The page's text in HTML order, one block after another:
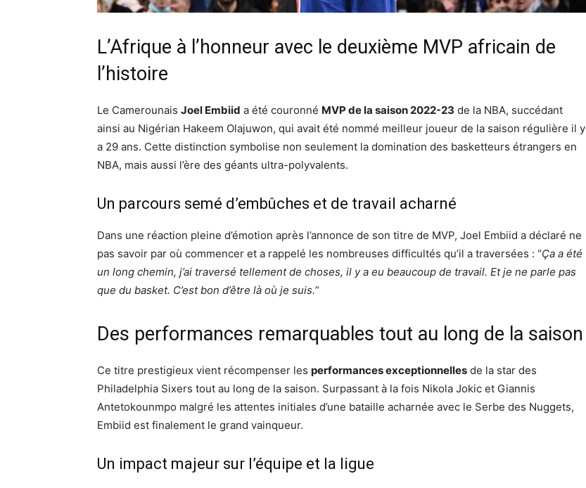
L’Afrique à l’honneur avec le deuxième MVP africain de
l’histoire
Le Camerounais Joel Embiid a été couronné MVP de la saison 2022-23 de la NBA, succédant
ainsi au Nigérian Hakeem Olajuwon, qui avait été nommé meilleur joueur de la saison régulière il y
a 29 ans. Cette distinction symbolise non seulement la domination des basketteurs étrangers en
NBA, mais aussi l’ère des géants ultra-polyvalents.
Un parcours semé d’embûches et de travail acharné
Dans une réaction pleine d’émotion après l’annonce de son titre de MVP, Joel Embiid a déclaré ne
pas savoir par où commencer et a rappelé les nombreuses difficultés qu’il a traversées : “Ça a été
un long chemin, j’ai traversé tellement de choses, il y a eu beaucoup de travail. Et je ne parle pas
que du basket. C’est bon d’être là où je suis.”
Des performances remarquables tout au long de la saison
Ce titre prestigieux vient récompenser les performances exceptionnelles de la star des
Philadelphia Sixers tout au long de la saison. Surpassant à la fois Nikola Jokic et Giannis
Antetokounmpo malgré les attentes initiales d’une bataille acharnée avec le Serbe des Nuggets,
Embiid est finalement le grand vainqueur.
Un impact majeur sur l’équipe et la ligue